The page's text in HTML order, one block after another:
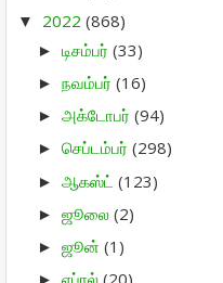
▼ 2022 (868)
► டிசம்பர் (33)
► நவம்பர் (16)
► அக்டோபர் (94)
► செப்டம்பர் (298)
► ஆகஸ்ட் (123)
► ஜூலை (2)
► ஜூன் (1)